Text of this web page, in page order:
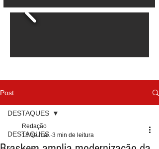
Post
DESTAQUES
DESTAQUES
Redação
13 de mai. 3 min de leitura